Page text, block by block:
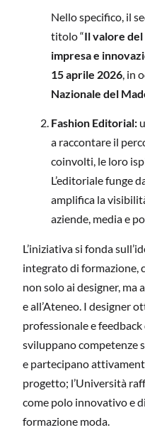
Nello specifico, il
titolo “Il valore
impresa e
15 aprile 2026, in
Nazionale del
Fashion Editorial:
a raccontare il
coinvolti, le loro
L’editoriale funge
amplifica la
aziende, media e
L’iniziativa si fonda
integrato di formazione,
non solo ai designer,
e all’Ateneo. I designer
professionale e
sviluppano competenze
e partecipano
progetto; l’Università
come polo innovativo e
formazione moda.